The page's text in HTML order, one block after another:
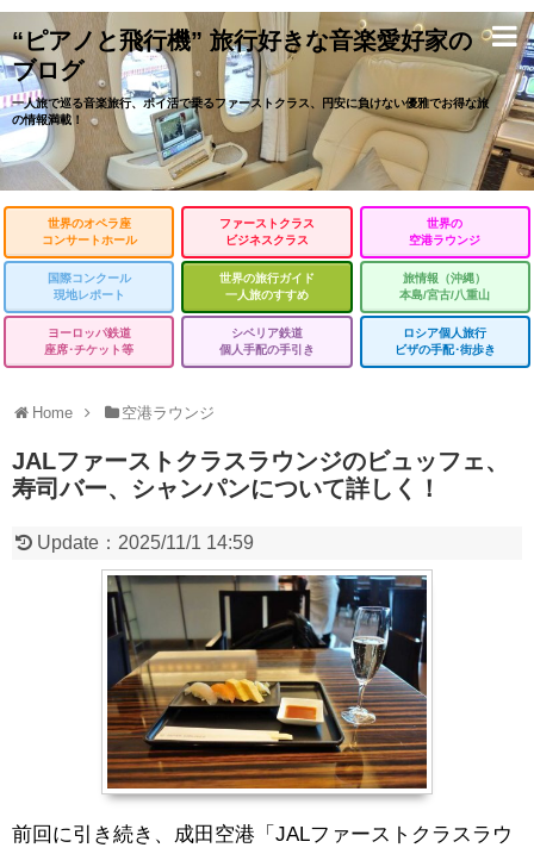
“ピアノと飛行機” 旅行好きな音楽愛好家の
ブログ
一人旅で巡る音楽旅行、ポイ活で乗るファーストクラス、円安に負けない優雅でお得な旅
の情報満載！
世界のオペラ座
コンサートホール
ファーストクラス
ビジネスクラス
世界の
空港ラウンジ
国際コンクール
現地レポート
世界の旅行ガイド
一人旅のすすめ
旅情報（沖縄）
本島/宮古/八重山
ヨーロッパ鉄道
座席･チケット等
シベリア鉄道
個人手配の手引き
ロシア個人旅行
ビザの手配･街歩き
Home 空港ラウンジ
JALファーストクラスラウンジのビュッフェ、
寿司バー、シャンパンについて詳しく！
Update： 2025/11/1 14:59
前回に引き続き、成田空港「JALファーストクラスラウ